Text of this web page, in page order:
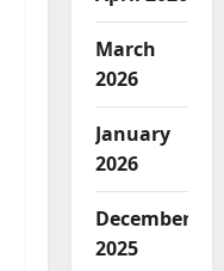
March
2026
January
2026
December
2025